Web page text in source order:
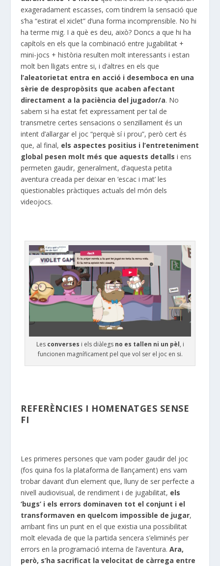
exageradament escasses, com tindrem la sensació que
s’ha “estirat el xiclet” d’una forma incomprensible. No hi
ha terme mig. I a què es deu, això? Doncs a que hi ha
capítols en els que la combinació entre jugabilitat +
mini-jocs + història resulten molt interessants i estan
molt ben lligats entre si, i d’altres en els que
l’aleatorietat entra en acció i desemboca en una
sèrie de despropòsits que acaben afectant
directament a la paciència del jugador/a. No
sabem si ha estat fet expressament per tal de
transmetre certes sensacions o senzillament és un
intent d’allargar el joc “perquè sí i prou”, però cert és
que, al final, els aspectes positius i l’entreteniment
global pesen molt més que aquests detalls i ens
permeten gaudir, generalment, d’aquesta petita
aventura creada per deixar en ‘escac i mat’ les
qüestionables pràctiques actuals del món dels
videojocs.
Les converses i els diàlegsno es tallen ni un pèl, i
funcionen magníficament pel que vol ser el joc en si.
REFERÈNCIES I HOMENATGES SENSE
FI
Les primeres persones que vam poder gaudir del joc
(fos quina fos la plataforma de llançament) ens vam
trobar davant d’un element que, lluny de ser perfecte a
nivell audiovisual, de rendiment i de jugabilitat, els
‘bugs’ i els errors dominaven tot el conjunt i el
transformaven en quelcom impossible de jugar,
arribant fins un punt en el que existia una possibilitat
molt elevada de que la partida sencera s’eliminés per
errors en la programació interna de l’aventura.Ara,
però, s’ha sacrificat la velocitat de càrrega entre